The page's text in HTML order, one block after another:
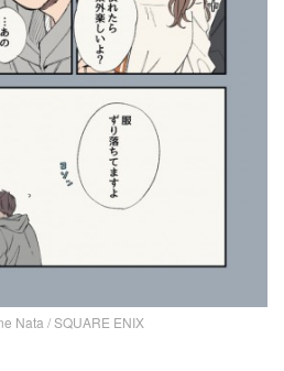
Nata / SQUARE ENIX